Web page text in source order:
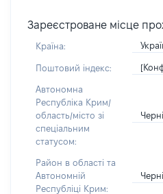
Зареєстроване місце
Країна:
Поштовий індекс:
Автономна
Республіка Крим/
область/місто зі
спеціальним
статусом:
Район в області та
Автономній
Республіці Крим: